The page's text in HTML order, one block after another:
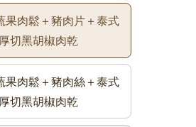
果肉鬆＋豬肉片＋泰式
切黑胡椒肉乾
果肉鬆＋豬肉絲＋泰式
切黑胡椒肉乾